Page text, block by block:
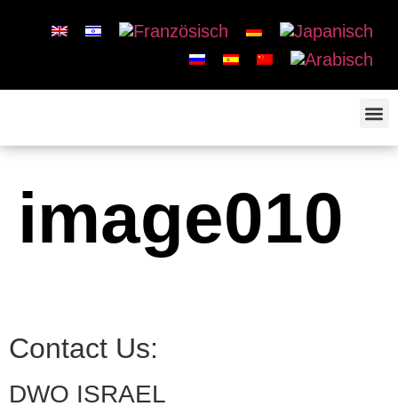
image010
Contact Us:
DWO ISRAEL